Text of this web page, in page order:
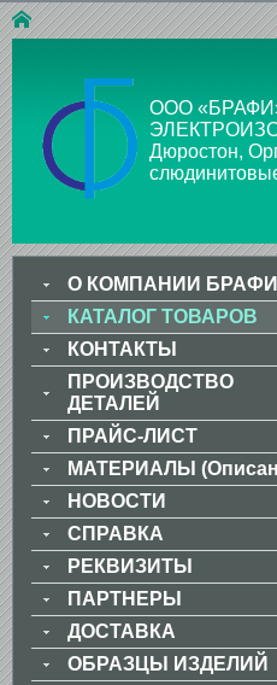
ООО
Дюростон,
О КОМПАНИИ БРАФИ
КАТАЛОГ ТОВАРОВ
КОНТАКТЫ
ПРОИЗВОДСТВО
ДЕТАЛЕЙ
ПРАЙС-ЛИСТ
МАТЕРИАЛЫ
НОВОСТИ
СПРАВКА
РЕКВИЗИТЫ
ПАРТНЕРЫ
ДОСТАВКА
ОБРАЗЦЫ ИЗДЕЛИЙ